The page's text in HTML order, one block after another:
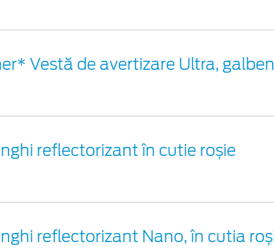
Vestă de avertizare Ultra,
reflectorizant în cutie roșie
reflectorizant Nano, în cutia